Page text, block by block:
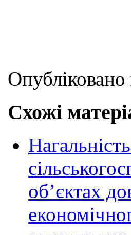
Опубліковано
Схожі
об’єктах